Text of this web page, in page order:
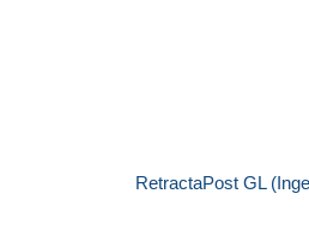
RetractaPost GL